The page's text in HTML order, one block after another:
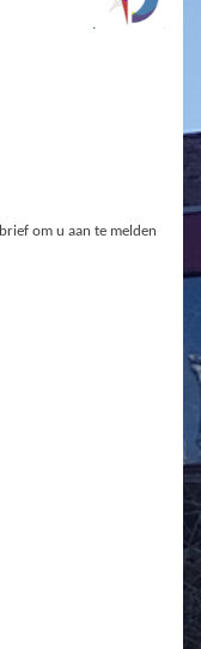
om u aan te melden